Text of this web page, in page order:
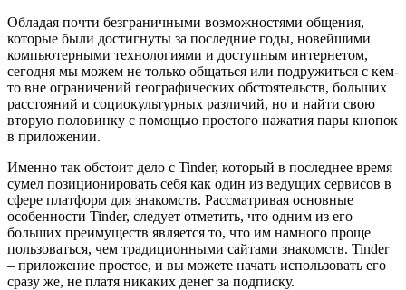
Обладая почти безграничными возможностями общения,
которые были достигнуты за последние годы, новейшими
компьютерными технологиями и доступным интернетом,
сегодня мы можем не только общаться или подружиться с кем-
то вне ограничений географических обстоятельств, больших
расстояний и социокультурных различий, но и найти свою
вторую половинку с помощью простого нажатия пары кнопок
в приложении.
Именно так обстоит дело с Tinder, который в последнее время
сумел позиционировать себя как один из ведущих сервисов в
сфере платформ для знакомств. Рассматривая основные
особенности Tinder, следует отметить, что одним из его
больших преимуществ является то, что им намного проще
пользоваться, чем традиционными сайтами знакомств. Tinder
– приложение простое, и вы можете начать использовать его
сразу же, не платя никаких денег за подписку.